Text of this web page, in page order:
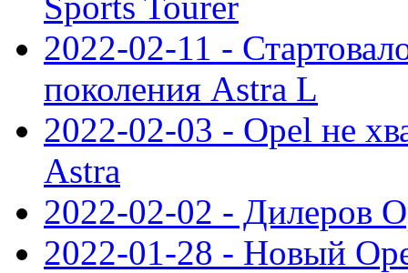
2022-02-11 -
поколения Astra L
2022-02-03 - Opel не
Astra
2022-02-02 - Дилеров
2022-01-28 - Новый